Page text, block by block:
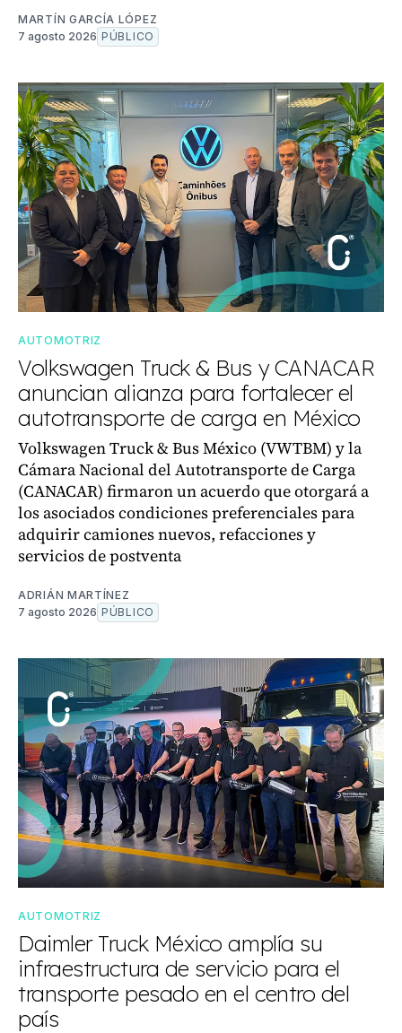
MARTÍN GARCÍA LÓPEZ
7 agosto 2026 PÚBLICO
AUTOMOTRIZ
Volkswagen Truck & Bus y CANACAR
anuncian alianza para fortalecer el
autotransporte de carga en México
Volkswagen Truck & Bus México (VWTBM) y la
Cámara Nacional del Autotransporte de Carga
(CANACAR) firmaron un acuerdo que otorgará a
los asociados condiciones preferenciales para
adquirir camiones nuevos, refacciones y
servicios de postventa
ADRIÁN MARTÍNEZ
7 agosto 2026 PÚBLICO
AUTOMOTRIZ
Daimler Truck México amplía su
infraestructura de servicio para el
transporte pesado en el centro del
país